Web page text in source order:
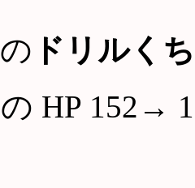
の ドリルく
の HP 152→